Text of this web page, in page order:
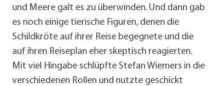
und Meere galt es zu überwinden. Und dann gab
es noch einige tierische Figuren, denen die
Schildkröte auf ihrer Reise begegnete und die
auf ihren Reiseplan eher skeptisch reagierten.
Mit viel Hingabe schlüpfte Stefan Wiemers in die
verschiedenen Rollen und nutzte geschickt